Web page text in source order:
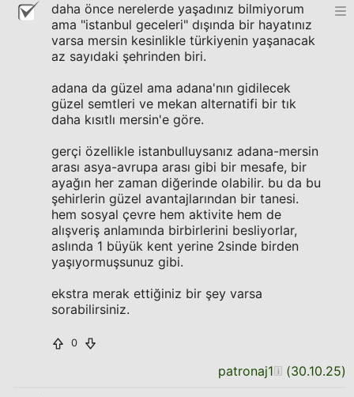
daha önce nerelerde yaşadınız bilmiyorum
ama "istanbul geceleri" dışında bir hayatınız
varsa mersin kesinlikle türkiyenin yaşanacak
az sayıdaki şehrinden biri.
adana da güzel ama adana'nın gidilecek
güzel semtleri ve mekan alternatifi bir tık
daha kısıtlı mersin'e göre.
gerçi özellikle istanbulluysanız adana-mersin
arası asya-avrupa arası gibi bir mesafe, bir
ayağın her zaman diğerinde olabilir. bu da bu
şehirlerin güzel avantajlarından bir tanesi.
hem sosyal çevre hem aktivite hem de
alışveriş anlamında birbirlerini besliyorlar,
aslında 1 büyük kent yerine 2sinde birden
yaşıyormuşsunuz gibi.
ekstra merak ettiğiniz bir şey varsa
sorabilirsiniz.
0
patronaj1 (30.10.25)